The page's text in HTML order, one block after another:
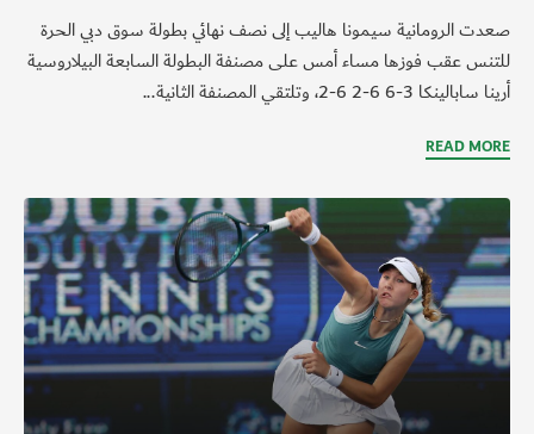
صعدت الرومانية سيمونا هاليب إلى نصف نهائي بطولة سوق دبي الحرة
للتنس عقب فوزها مساء أمس على مصنفة البطولة السابعة البيلاروسية
أرينا سابالينكا 3-6 6-2 6-2، وتلتقي المصنفة الثانية...
READ MORE